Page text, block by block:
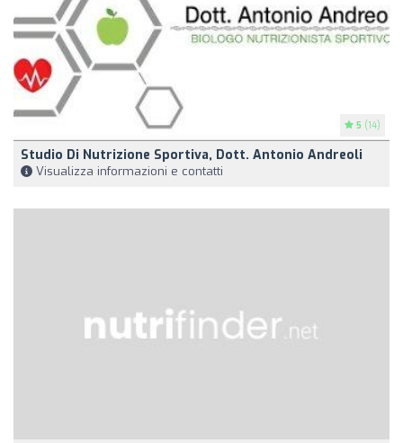
5 (14)
Studio Di Nutrizione Sportiva, Dott. Antonio Andreoli
Visualizza informazioni e contatti